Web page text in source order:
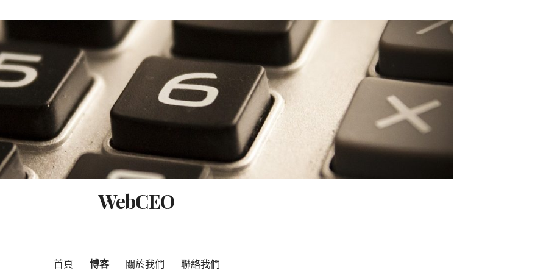
WebCEO
首頁 博客 關於我們 聯絡我們